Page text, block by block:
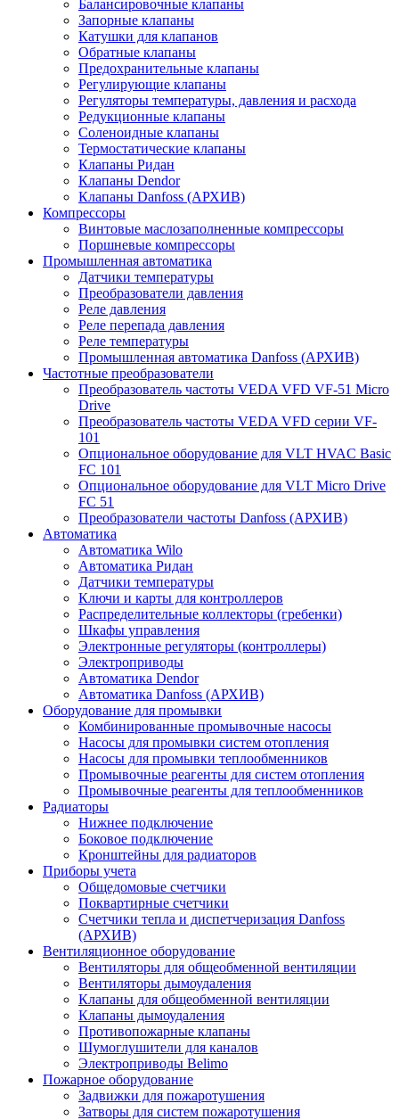
Балансировочные клапаны
Запорные клапаны
Катушки для клапанов
Обратные клапаны
Предохранительные клапаны
Регулирующие клапаны
Регуляторы температуры, давления и расхода
Редукционные клапаны
Соленоидные клапаны
Термостатические клапаны
Клапаны Ридан
Клапаны Dendor
Клапаны Danfoss (АРХИВ)
Компрессоры
Винтовые маслозаполненные компрессоры
Поршневые компрессоры
Промышленная автоматика
Датчики температуры
Преобразователи давления
Реле давления
Реле перепада давления
Реле температуры
Промышленная автоматика Danfoss (АРХИВ)
Частотные преобразователи
Преобразователь частоты VEDA VFD VF-51 Micro
Drive
Преобразователь частоты VEDA VFD серии VF-
101
Опциональное оборудование для VLT HVAC Basic
FC 101
Опциональное оборудование для VLT Micro Drive
FC 51
Преобразователи частоты Danfoss (АРХИВ)
Автоматика
Автоматика Wilo
Автоматика Ридан
Датчики температуры
Ключи и карты для контроллеров
Распределительные коллекторы (гребенки)
Шкафы управления
Электронные регуляторы (контроллеры)
Электроприводы
Автоматика Dendor
Автоматика Danfoss (АРХИВ)
Оборудование для промывки
Комбинированные промывочные насосы
Насосы для промывки систем отопления
Насосы для промывки теплообменников
Промывочные реагенты для систем отопления
Промывочные реагенты для теплообменников
Радиаторы
Нижнее подключение
Боковое подключение
Кронштейны для радиаторов
Приборы учета
Общедомовые счетчики
Поквартирные счетчики
Счетчики тепла и диспетчеризация Danfoss
(АРХИВ)
Вентиляционное оборудование
Вентиляторы для общеобменной вентиляции
Вентиляторы дымоудаления
Клапаны для общеобменной вентиляции
Клапаны дымоудаления
Противопожарные клапаны
Шумоглушители для каналов
Электроприводы Belimo
Пожарное оборудование
Задвижки для пожаротушения
Затворы для систем пожаротушения